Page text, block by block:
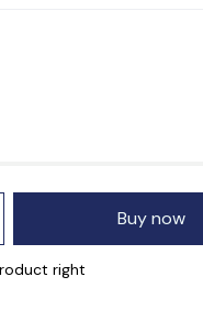
Buy now
right